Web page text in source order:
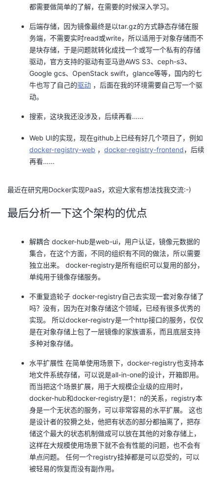
都需要做简单的了解，在需要的时候深入学习。
后端存储，因为镜像最终是以tar.gz的方式静态存储在服
务端，不需要实时read或write，所以适用于对象存储而不
是块存储，于是问题就转化成找一个或写一个私有的存储
驱动，官方支持的驱动有亚马逊AWS S3、ceph-s3、
Google gcs、OpenStack swift，glance等等，国内的七
牛也写了自己的驱动 ，后面在我的环境需要自己写一个驱
动。
搜索，这块我还没涉及，后续再看……
Web UI的实现，现在github上已经有好几个项目了，例如
docker-registry-web ， docker-registry-frontend，后续
再看……
最近在研究用Docker实现PaaS，欢迎大家有想法找我交流:-)
最后分析一下这个架构的优点
解耦合 docker-hub是web-ui，用户认证，镜像元数据的
集合，在这个方面，不同的组织有不同的做法，所以需要
独立出来。 docker-registry是所有组织可以复用的部分，
单纯用于镜像存储服务。
不重复造轮子 docker-registry自己去实现一套对象存储了
吗？没有，因为在对象存储这个领域，已经有很多优秀的
实现。 所以docker-registry是一个http接口的服务，仅仅
是在对象存储上包了一层镜像的家族谱系，而且底层支持
多种对象存储。
水平扩展性 在简单使用场景下，docker-registry也支持本
地文件系统存储，可以说是all-in-one的设计，开箱即用。
而当把这个场景扩展，用于大规模企业级的应用时，
docker-hub和docker-registry是1：n的关系，registry本
身是一个无状态的服务，可以非常容易的水平扩展。 这也
是设计者的狡猾之处，他把有状态的部分都抽离了，把存
储这个最大的状态机制做成可以放在其他的对象存储上，
这样在大规模使用场景下就不会有性能的问题，也不会有
单点问题。 任何一个registry挂掉都是可以忍受的，可以
被轻易的恢复而没有副作用。